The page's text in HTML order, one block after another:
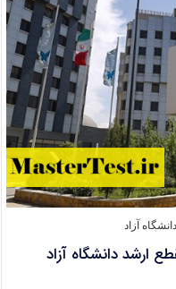
آزاد
ارشد دانشگاه آزاد